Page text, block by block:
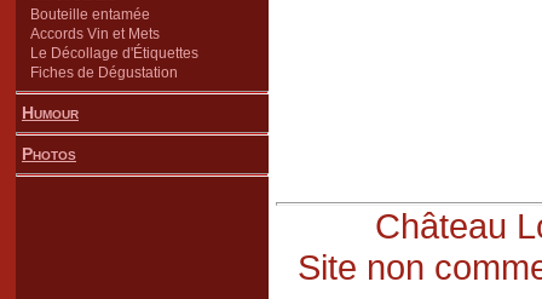
Bouteille entamée
Accords Vin et Mets
Le Décollage d'Étiquettes
Fiches de Dégustation
Humour
Photos
Château
Site non